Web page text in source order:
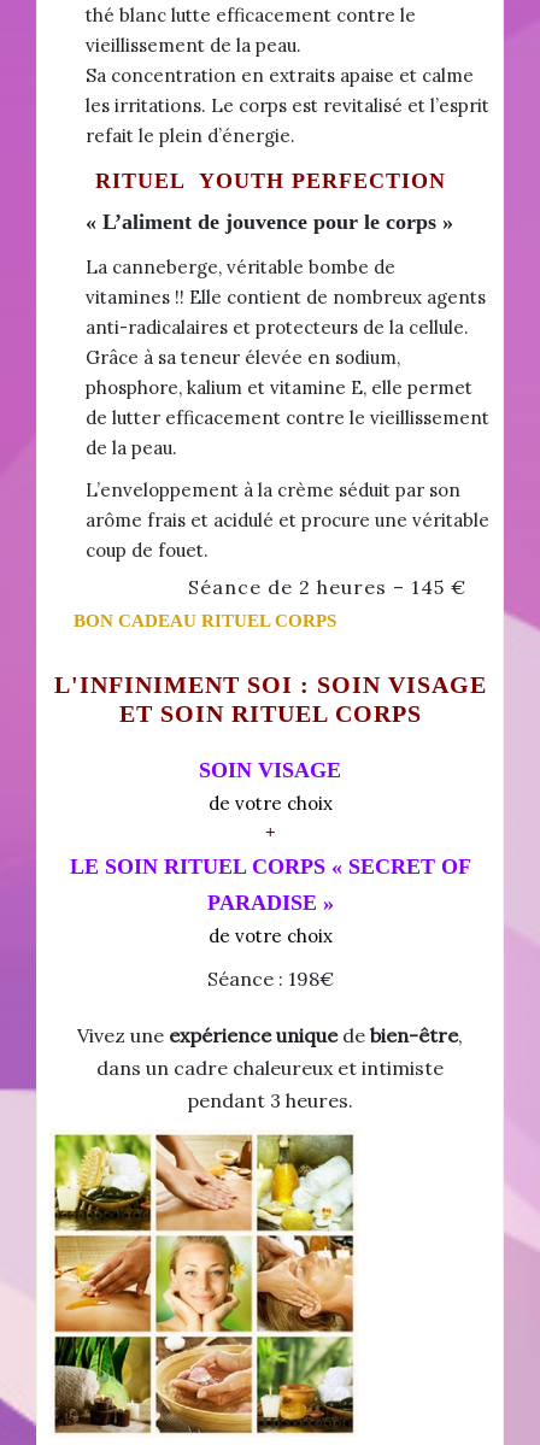
thé blanc lutte efficacement contre le
vieillissement de la peau.
Sa concentration en extraits apaise et calme
les irritations. Le corps est revitalisé et l’esprit
refait le plein d’énergie.
RITUEL YOUTH PERFECTION
« L’aliment de jouvence pour le corps »
La canneberge, véritable bombe de
vitamines !! Elle contient de nombreux agents
anti-radicalaires et protecteurs de la cellule.
Grâce à sa teneur élevée en sodium,
phosphore, kalium et vitamine E, elle permet
de lutter efficacement contre le vieillissement
de la peau.
L’enveloppement à la crème séduit par son
arôme frais et acidulé et procure une véritable
coup de fouet.
Séance de 2 heures – 145 €
BON CADEAU RITUEL CORPS
L'INFINIMENT SOI : SOIN VISAGE
ET SOIN RITUEL CORPS
SOIN VISAGE
de votre choix
+
LE SOIN RITUEL CORPS « SECRET OF
PARADISE »
de votre choix
Séance : 198€
Vivez une expérience uniquede bien-être,
dans un cadre chaleureux et intimiste
pendant 3 heures.